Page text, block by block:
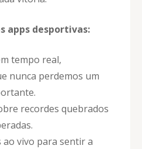
apps desportivas:
tempo real,
nunca perdemos um
recordes quebrados
ao vivo para sentir a